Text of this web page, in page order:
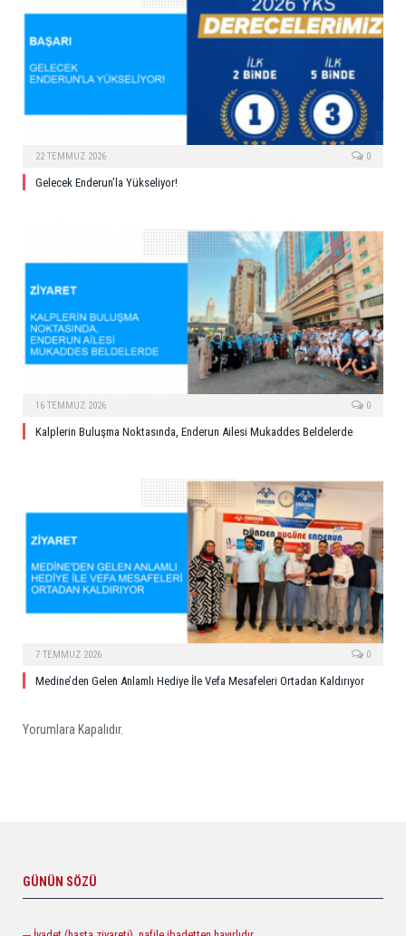
22 TEMMUZ 2026 0
Gelecek Enderun’la Yükseliyor!
16 TEMMUZ 2026 0
Kalplerin Buluşma Noktasında, Enderun Ailesi Mukaddes Beldelerde
7 TEMMUZ 2026 0
Medine’den Gelen Anlamlı Hediye İle Vefa Mesafeleri Ortadan Kaldırıyor
Yorumlara Kapalıdır.
GÜNÜN SÖZÜ